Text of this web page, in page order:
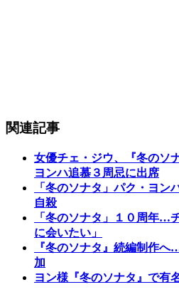
関連記事
女優チェ・ジウ、『冬のソ
ヨンハ追慕３周忌に出席
「冬のソナタ」パク・ヨン
自殺
「冬のソナタ」１０周年…
に会いたい」
『冬のソナタ』続編制作
加
ヨン様『冬のソナタ』で有